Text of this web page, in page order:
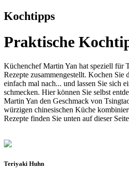
Kochtipps
Praktische
Küchenchef Martin Yan hat speziell für
Rezepte zusammengestellt. Kochen Sie
einfach mal nach... und lassen Sie sich
schmecken. Hier können Sie selbst
Martin Yan den Geschmack von
würzigen chinesischen Küche
Rezepte finden Sie unten auf dieser
Teriyaki Huhn